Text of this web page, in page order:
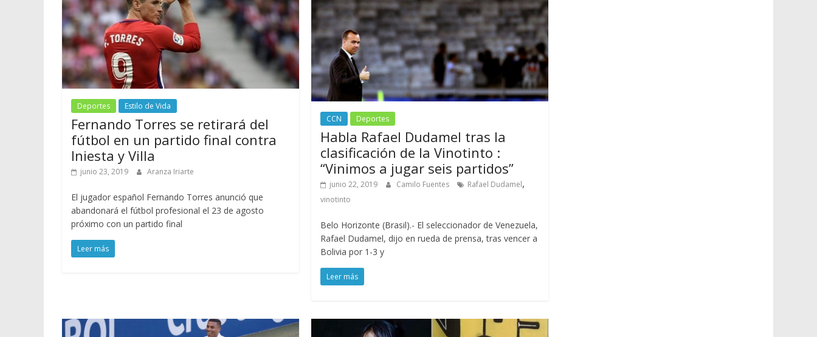
Deportes Estilo de Vida
Fernando Torres se retirará del
fútbol en un partido final contra
Iniesta y Villa
junio 23, 2019 Aranza Iriarte
El jugador español Fernando Torres anunció que
abandonará el fútbol profesional el 23 de agosto
próximo con un partido final
Leer más
CCN Deportes
Habla Rafael Dudamel tras la
clasificación de la Vinotinto :
“Vinimos a jugar seis partidos”
junio 22, 2019 Camilo Fuentes Rafael Dudamel,
vinotinto
Belo Horizonte (Brasil).- El seleccionador de Venezuela,
Rafael Dudamel, dijo en rueda de prensa, tras vencer a
Bolivia por 1-3 y
Leer más